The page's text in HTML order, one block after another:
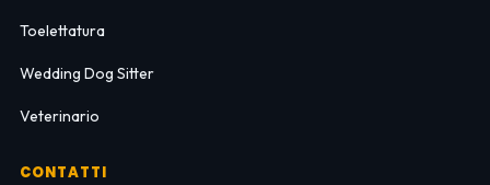
Toelettatura
Wedding Dog Sitter
Veterinario
CONTATTI